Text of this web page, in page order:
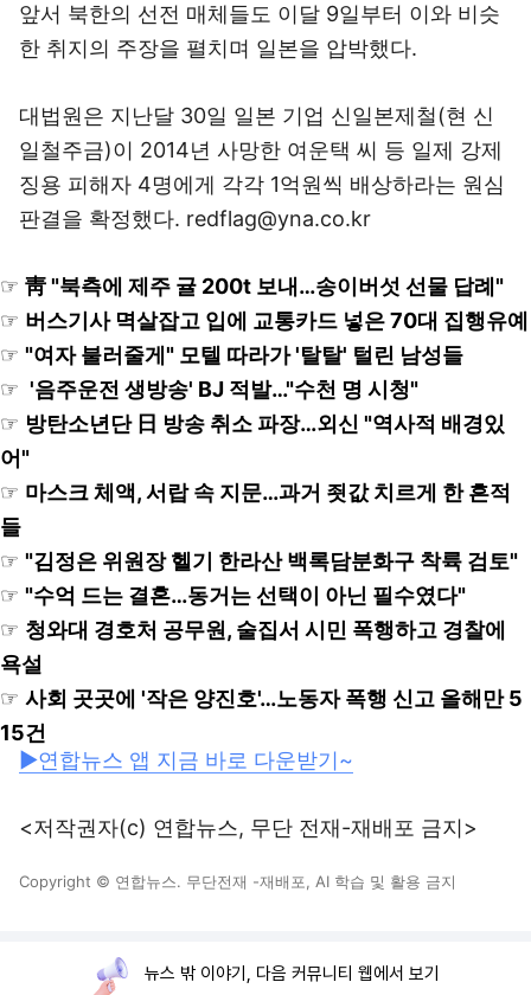
앞서 북한의 선전 매체들도 이달 9일부터 이와 비슷
한 취지의 주장을 펼치며 일본을 압박했다.
대법원은 지난달 30일 일본 기업 신일본제철(현 신
일철주금)이 2014년 사망한 여운택 씨 등 일제 강제
징용 피해자 4명에게 각각 1억원씩 배상하라는 원심
판결을 확정했다. redflag@yna.co.kr
☞ 靑 "북측에 제주 귤 200t 보내…송이버섯 선물 답례"
☞ 버스기사 멱살잡고 입에 교통카드 넣은 70대 집행유예
☞ "여자 불러줄게" 모텔 따라가 '탈탈' 털린 남성들
☞ '음주운전 생방송' BJ 적발…"수천 명 시청"
☞ 방탄소년단 日 방송 취소 파장…외신 "역사적 배경있
어"
☞ 마스크 체액, 서랍 속 지문…과거 죗값 치르게 한 흔적
들
☞ "김정은 위원장 헬기 한라산 백록담분화구 착륙 검토"
☞ "수억 드는 결혼…동거는 선택이 아닌 필수였다"
☞ 청와대 경호처 공무원, 술집서 시민 폭행하고 경찰에
욕설
☞ 사회 곳곳에 '작은 양진호'…노동자 폭행 신고 올해만 5
15건
▶연합뉴스 앱 지금 바로 다운받기~
<저작권자(c) 연합뉴스, 무단 전재-재배포 금지>
Copyright © 연합뉴스. 무단전재 -재배포, AI 학습 및 활용 금지
뉴스 밖 이야기, 다음 커뮤니티 웹에서 보기